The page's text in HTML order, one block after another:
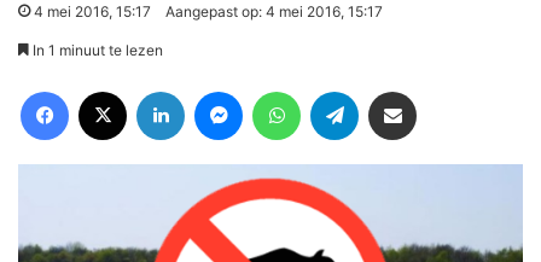
4 mei 2016, 15:17 Aangepast op: 4 mei 2016, 15:17
In 1 minuut te lezen